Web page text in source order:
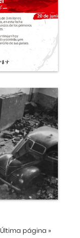
Última página »